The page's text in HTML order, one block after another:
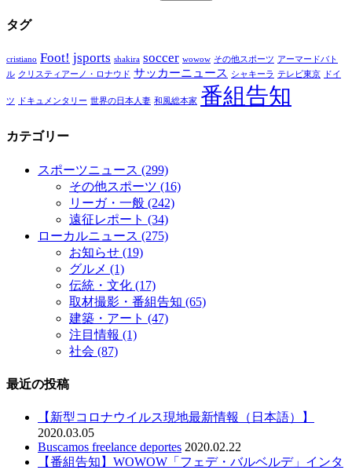
タグ
cristiano Foot! jsports shakira soccer wowow その他スポーツ アーマードバト
ル クリスティアーノ・ロナウド サッカーニュース シャキーラ テレビ東京 ドイ
ツ ドキュメンタリー 世界の日本人妻 和風総本家 番組告知
カテゴリー
スポーツニュース (299)
その他スポーツ (16)
リーガ・一般 (242)
遠征レポート (34)
ローカルニュース (275)
お知らせ (19)
グルメ (1)
伝統・文化 (17)
取材撮影・番組告知 (65)
建築・アート (47)
注目情報 (1)
社会 (87)
最近の投稿
【新型コロナウイルス現地最新情報（日本語）】
2020.03.05
Buscamos freelance deportes 2020.02.22
【番組告知】WOWOW「フェデ・バルベルデ」インタ